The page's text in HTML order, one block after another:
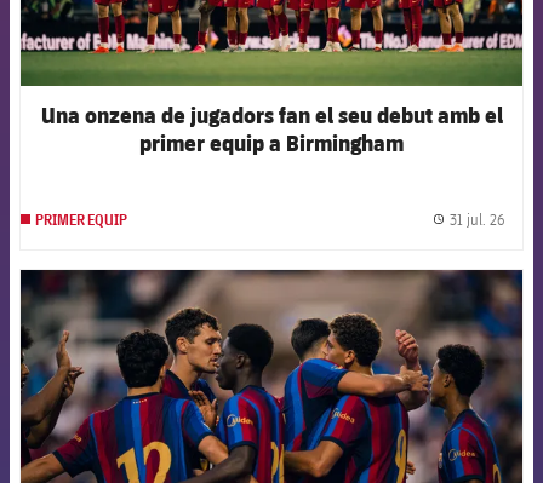
Una onzena de jugadors fan el seu debut amb el
primer equip a Birmingham
PRIMER EQUIP 31 jul. 26
FCB Barcelona badge